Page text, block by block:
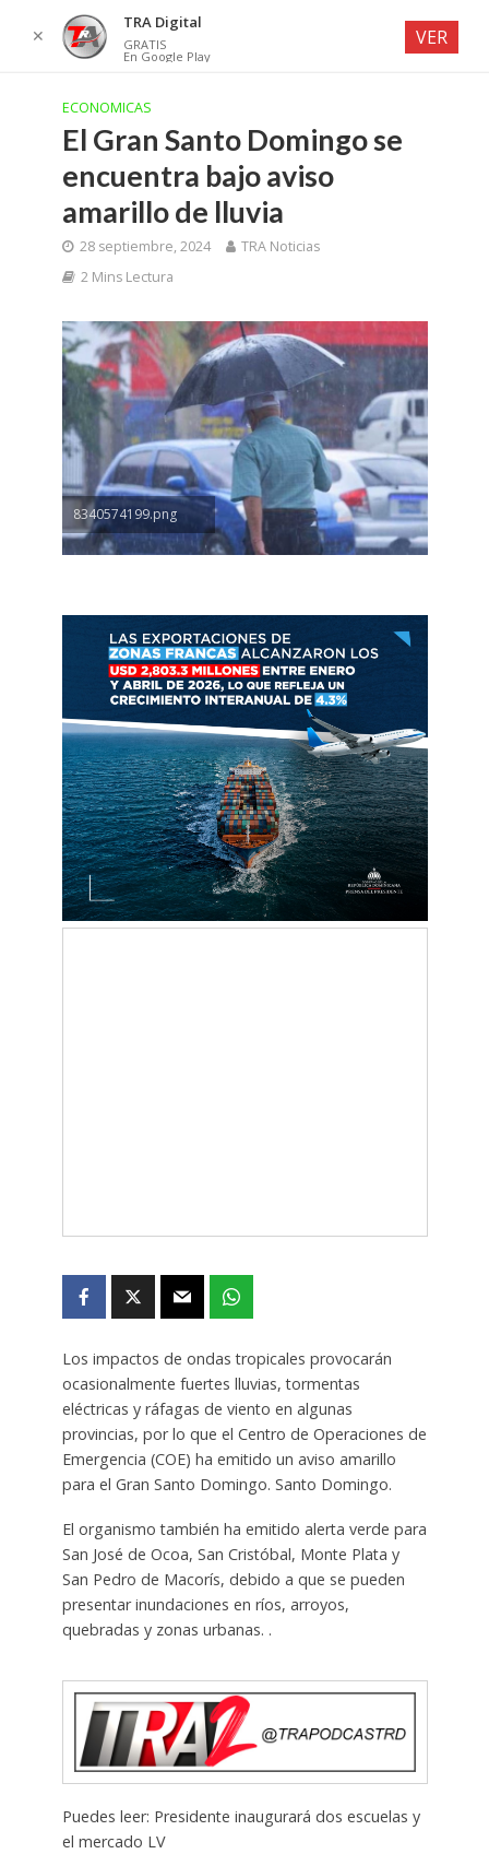
ECONOMICAS
El Gran Santo Domingo se
encuentra bajo aviso
amarillo de lluvia
28 septiembre, 2024
TRA Noticias
2 Mins Lectura
8340574199.png
Los impactos de ondas tropicales provocarán
ocasionalmente fuertes lluvias, tormentas
eléctricas y ráfagas de viento en algunas
provincias, por lo que el Centro de Operaciones de
Emergencia (COE) ha emitido un aviso amarillo
para el Gran Santo Domingo. Santo Domingo.
El organismo también ha emitido alerta verde para
San José de Ocoa, San Cristóbal, Monte Plata y
San Pedro de Macorís, debido a que se pueden
presentar inundaciones en ríos, arroyos,
quebradas y zonas urbanas. .
Puedes leer: Presidente inaugurará dos escuelas y
el mercado LV
✕
TRA Digital
GRATIS
En Google Play
VER